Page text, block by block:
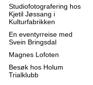
Studiofotografering hos
Kjetil Jøssang i
Kulturfabrikken
En eventyrreise med
Svein Bringsdal
Magnes Lofoten
Besøk hos Holum
Trialklubb